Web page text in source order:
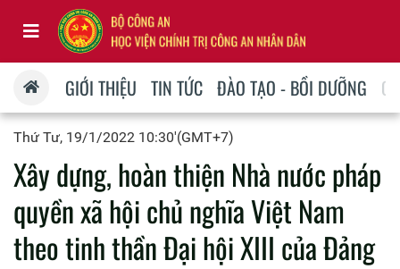
GIỚI THIỆU TIN TỨC ĐÀO TẠO - BỒI DƯỠNG
Thứ Tư, 19/1/2022 10:30'(GMT+7)
Xây dựng, hoàn thiện Nhà nước pháp
quyền xã hội chủ nghĩa Việt Nam
theo tinh thần Đại hội XIII của Đảng